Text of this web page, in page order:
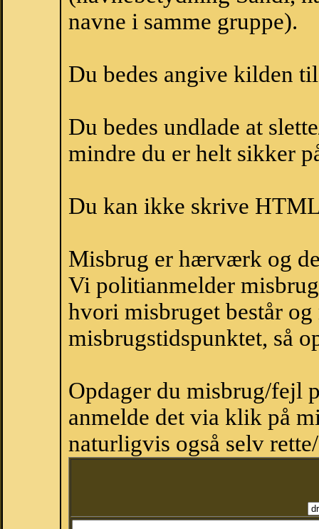
navne i samme gruppe).
Du bedes angive kilden
Du bedes undlade at
mindre du er helt sikker
Du kan ikke skrive
Misbrug er hærværk og
Vi politianmelder
hvori misbruget består
misbrugstidspunktet, så
Opdager du misbrug/fejl
anmelde det via klik på
naturligvis også selv